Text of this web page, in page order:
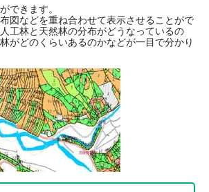
できます。
図などを重ね合わせて表示させることがで
工林と天然林の分布がどうなっているの
がどのくらいあるのかなどが一目で分かり